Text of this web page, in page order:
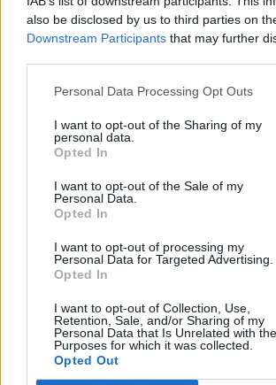
also be disclosed by us to third parties on
Downstream Participants that may further
Personal Data Processing Opt Outs
I want to opt-out of the Sharing of my
personal data.
Opted In
I want to opt-out of the Sale of my
Personal Data.
Opted In
I want to opt-out of processing my
Personal Data for Targeted Advertising.
Opted In
I want to opt-out of Collection, Use,
Retention, Sale, and/or Sharing of my
Personal Data that Is Unrelated with the
Purposes for which it was collected.
Opted Out
¿Qué tipo de informe personalizado
tabla estática que se puede ordenar
datos?
Estas mismas respuestas aparecen
evaluación 3 del
curso avanzado de
Analytics Academy
Si quisiera ver una tabla estática
ordenar y que mostrara filas de
Por otra parte, lasrespuestasque
para la pregunta: